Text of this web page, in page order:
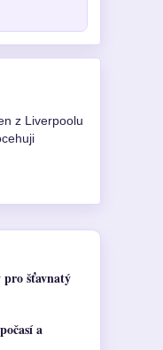
XTB: cena,
Prosim
aktualizacich.
pro šťavnatý
a